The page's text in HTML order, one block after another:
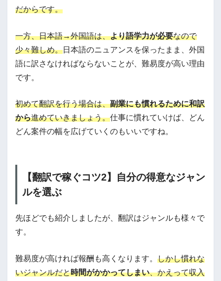
だからです。
一方、日本語→外国語は、より語学力が必要なので
少々難しめ。日本語のニュアンスを保ったまま、外国
語に訳さなければならないことが、難易度が高い理由
です。
初めて翻訳を行う場合は、副業にも慣れるために和訳
から進めていきましょう。仕事に慣れていけば、どん
どん案件の幅を広げていくのもいいですね。
【翻訳で稼ぐコツ2】自分の得意なジャン
ルを選ぶ
先ほどでも紹介しましたが、翻訳はジャンルも様々で
す。
難易度が高ければ報酬も高くなります。 しかし慣れな
いジャンルだと時間がかかってしまい、かえって収入